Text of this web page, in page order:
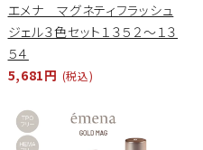
エメナ マグネティフラッシュ
ジェル３色セット１３５２～１３
５４
5,681円 (税込)